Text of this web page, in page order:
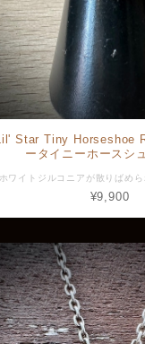
Lil' Star Tiny Horseshoe
ータイニーホースシ
¥9,900